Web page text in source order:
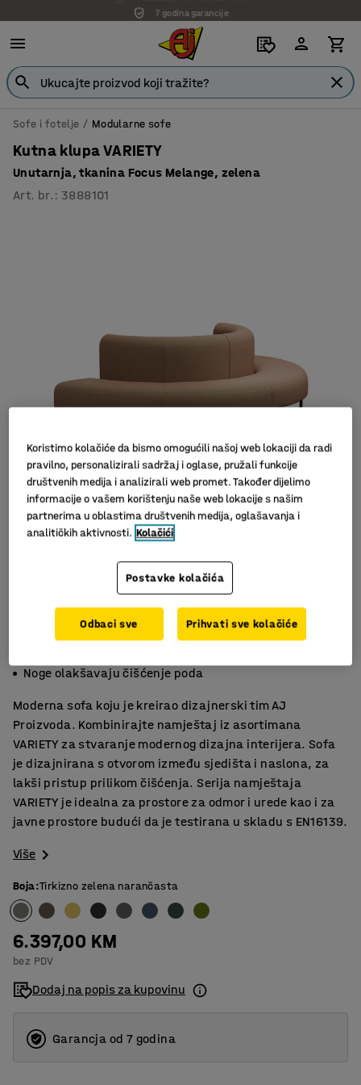
7 godina garancije
Sofe i fotelje Modularne sofe
Kutna klupa VARIETY
Unutarnja, tkanina Focus Melange, zelena
Art. br. : 3888101
Praktičan namještaj
Noge olakšavaju čišćenje poda
Moderna sofa koju je kreirao dizajnerski tim AJ
Proizvoda. Kombinirajte namještaj iz asortimana
VARIETY za stvaranje modernog dizajna interijera. Sofa
je dizajnirana s otvorom između sjedišta i naslona, za
lakši pristup prilikom čišćenja. Serija namještaja
VARIETY je idealna za prostore za odmor i urede kao i za
javne prostore budući da je testirana u skladu s EN16139.
Više
Boja:Tirkizno zelena narančasta
6.397,00 KM
bez PDV
Dodaj na popis za kupovinu
Garancja od 7 godina
Koristimo kolačiće da bismo omogućili našoj web lokaciji da radi
pravilno, personalizirali sadržaj i oglase, pružali funkcije
društvenih medija i analizirali web promet. Također dijelimo
informacije o vašem korištenju naše web lokacije s našim
partnerima u oblastima društvenih medija, oglašavanja i
analitičkih aktivnosti. Kolačići
Postavke kolačića
Odbaci sve Prihvati sve kolačiće